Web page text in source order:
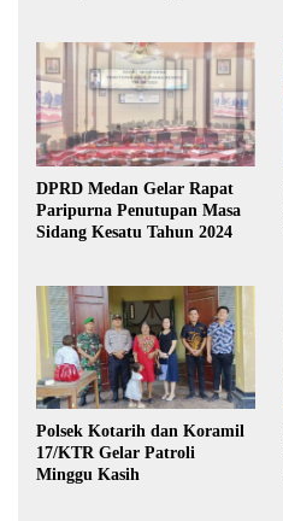
DPRD Medan Gelar Rapat
Paripurna Penutupan Masa
Sidang Kesatu Tahun 2024
Polsek Kotarih dan Koramil
17/KTR Gelar Patroli
Minggu Kasih